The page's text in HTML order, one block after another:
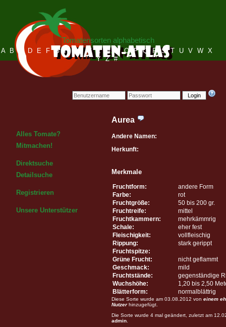
Login
Tomatensorten alphabetisch
A B C D E F G H I J K L M N O P Q R S T U V W X
Y Z #
Alles Tomate?
Mitmachen!
Direktsuche
Detailsuche
Registrieren
Unsere Unterstützer
Aurea
Andere Namen:
Herkunft:
Merkmale
Fruchtform:
andere Form
Farbe:
rot
Fruchtgröße:
50 bis 200 gr.
Fruchtreife:
mittel
Fruchtkammern:
mehrkämmrig
Schale:
eher fest
Fleischigkeit:
vollfleischig
Rippung:
stark gerippt
Fruchtspitze:
Grüne Frucht:
nicht geflammt
Geschmack:
mild
Fruchtstände:
gegenständige
Wuchshöhe:
1,20 bis 2,50
Blätterform:
normalblättrig
Diese Sorte wurde am 03.08.2012 von einem
Nutzerhinzugefügt.
Die Sorte wurde 4 mal geändert, zuletzt am
admin